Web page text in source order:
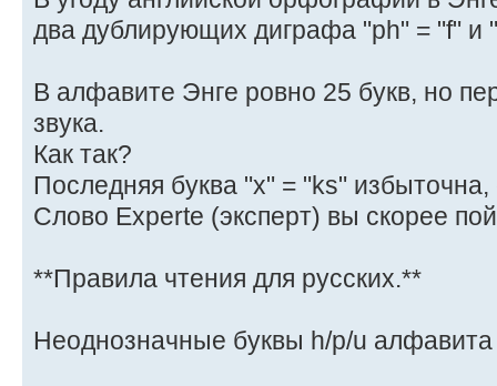
два дублирующих диграфа "ph" = "f" и
В алфавите Энге ровно 25 букв, но
звука.
Как так?
Последняя буква "x" = "ks" избыточна,
Слово Experte (эксперт) вы скорее
**Правила чтения для русских.**
Неоднозначные буквы h/p/u алфавита